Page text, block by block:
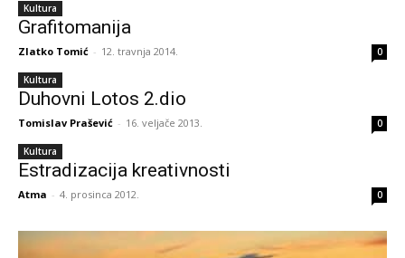
Kultura
Grafitomanija
Zlatko Tomić - 12. travnja 2014. 0
Kultura
Duhovni Lotos 2.dio
Tomislav Prašević - 16. veljače 2013. 0
Kultura
Estradizacija kreativnosti
Atma - 4. prosinca 2012. 0